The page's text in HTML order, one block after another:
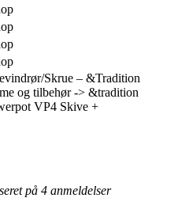
Skrue – &Tradition
og tilbehør -> &tradition
VP4 Skive +
på 4 anmeldelser